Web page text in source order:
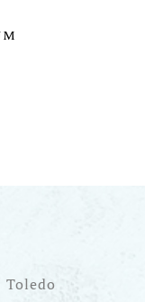
Toledo